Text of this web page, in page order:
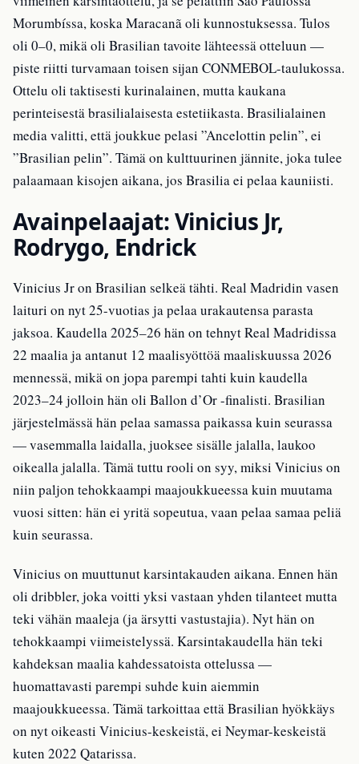
Morumbíssa, koska Maracanã oli kunnostuksessa. Tulos
oli 0–0, mikä oli Brasilian tavoite lähteessä otteluun —
piste riitti turvamaan toisen sijan CONMEBOL-taulukossa.
Ottelu oli taktisesti kurinalainen, mutta kaukana
perinteisestä brasilialaisesta estetiikasta. Brasilialainen
media valitti, että joukkue pelasi ”Ancelottin pelin”, ei
”Brasilian pelin”. Tämä on kulttuurinen jännite, joka tulee
palaamaan kisojen aikana, jos Brasilia ei pelaa kauniisti.
Avainpelaajat: Vinicius Jr,
Rodrygo, Endrick
Vinicius Jr on Brasilian selkeä tähti. Real Madridin vasen
laituri on nyt 25-vuotias ja pelaa urakautensa parasta
jaksoa. Kaudella 2025–26 hän on tehnyt Real Madridissa
22 maalia ja antanut 12 maalisyöttöä maaliskuussa 2026
mennessä, mikä on jopa parempi tahti kuin kaudella
2023–24 jolloin hän oli Ballon d’Or -finalisti. Brasilian
järjestelmässä hän pelaa samassa paikassa kuin seurassa
— vasemmalla laidalla, juoksee sisälle jalalla, laukoo
oikealla jalalla. Tämä tuttu rooli on syy, miksi Vinicius on
niin paljon tehokkaampi maajoukkueessa kuin muutama
vuosi sitten: hän ei yritä sopeutua, vaan pelaa samaa peliä
kuin seurassa.
Vinicius on muuttunut karsintakauden aikana. Ennen hän
oli dribbler, joka voitti yksi vastaan yhden tilanteet mutta
teki vähän maaleja (ja ärsytti vastustajia). Nyt hän on
tehokkaampi viimeistelyssä. Karsintakaudella hän teki
kahdeksan maalia kahdessatoista ottelussa —
huomattavasti parempi suhde kuin aiemmin
maajoukkueessa. Tämä tarkoittaa että Brasilian hyökkäys
on nyt oikeasti Vinicius-keskeistä, ei Neymar-keskeistä
kuten 2022 Qatarissa.